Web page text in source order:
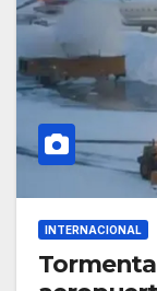
INTERNACIONAL